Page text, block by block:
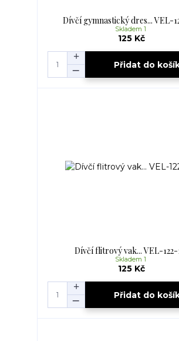
Dívčí gymnastický dres... VEL-
125 Kč
Skladem 1
Přidat do
Dívčí flitrový vak... VEL-122-
125 Kč
Skladem 1
Přidat do